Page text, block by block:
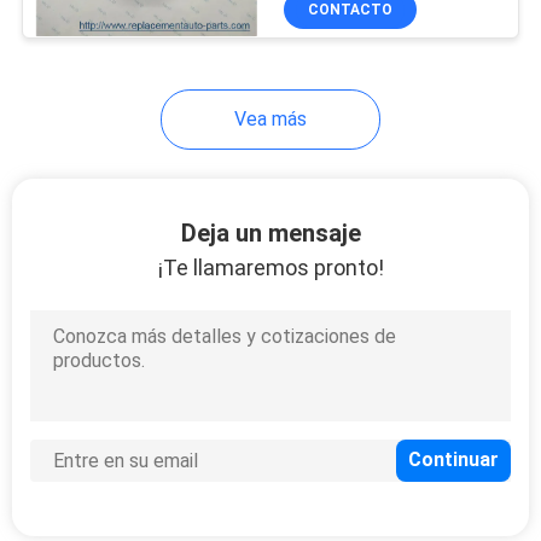
transporte del eje
del coche
CONTACTO
Vea más
Deja un mensaje
¡Te llamaremos pronto!